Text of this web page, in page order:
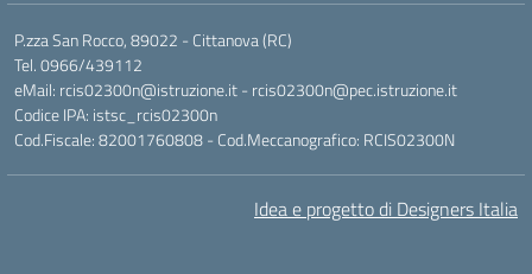
P.zza San Rocco, 89022 - Cittanova (RC)
Tel. 0966/439112
eMail: rcis02300n@istruzione.it - rcis02300n@pec.istruzione.it
Codice IPA: istsc_rcis02300n
Cod.Fiscale: 82001760808 - Cod.Meccanografico: RCIS02300N
Idea e progetto di Designers Italia